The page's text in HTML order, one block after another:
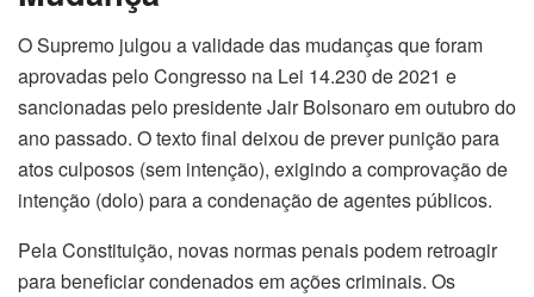
O Supremo julgou a validade das mudanças que foram
aprovadas pelo Congresso na Lei 14.230 de 2021 e
sancionadas pelo presidente Jair Bolsonaro em outubro do
ano passado. O texto final deixou de prever punição para
atos culposos (sem intenção), exigindo a comprovação de
intenção (dolo) para a condenação de agentes públicos.
Pela Constituição, novas normas penais podem retroagir
para beneficiar condenados em ações criminais. Os